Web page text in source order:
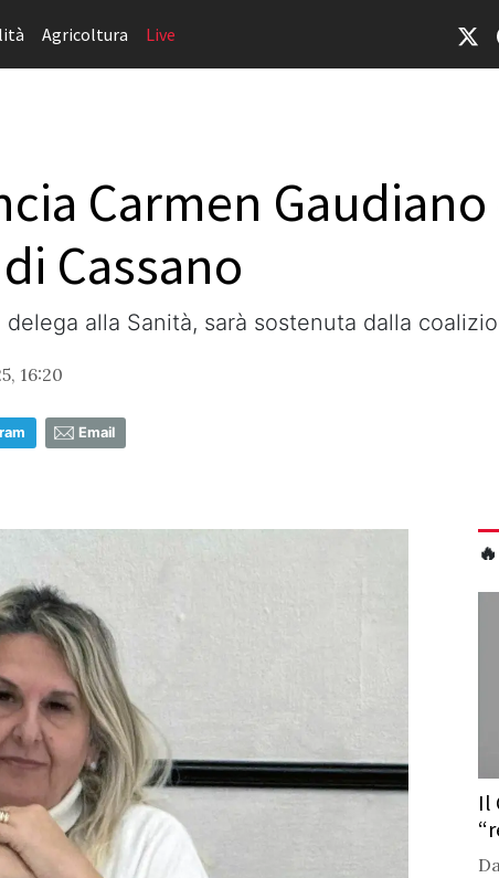
Agricoltura Live
Carmen
Cassano
alla Sanità, sarà sostenuta dalla
16:20
Email
Il